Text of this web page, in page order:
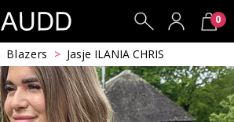
0
Blazers Jasje ILANIA CHRIS